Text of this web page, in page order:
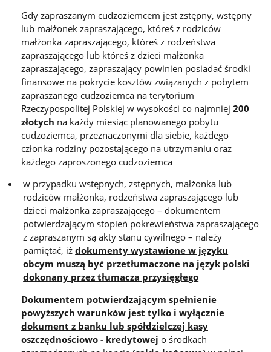
Gdy zapraszanym cudzoziemcem jest zstępny, wstępny
lub małżonek zapraszającego, któreś z rodziców
małżonka zapraszającego, któreś z rodzeństwa
zapraszającego lub któreś z dzieci małżonka
zapraszającego, zapraszający powinien posiadać środki
finansowe na pokrycie kosztów związanych z pobytem
zapraszanego cudzoziemca na terytorium
Rzeczypospolitej Polskiej w wysokości co najmniej 200
złotych na każdy miesiąc planowanego pobytu
cudzoziemca, przeznaczonymi dla siebie, każdego
członka rodziny pozostającego na utrzymaniu oraz
każdego zaproszonego cudzoziemca
w przypadku wstępnych, zstępnych, małżonka lub
rodziców małżonka, rodzeństwa zapraszającego lub
dzieci małżonka zapraszającego – dokumentem
potwierdzającym stopień pokrewieństwa zapraszającego
z zapraszanym są akty stanu cywilnego – należy
pamiętać, iżdokumenty wystawione w języku
obcym muszą być przetłumaczone na język polski
dokonany przez tłumacza przysięgłego
Dokumentem potwierdzającym spełnienie
powyższych warunków jest tylko i wyłącznie
dokument z banku lub spółdzielczej kasy
oszczędnościowo - kredytowej o środkach